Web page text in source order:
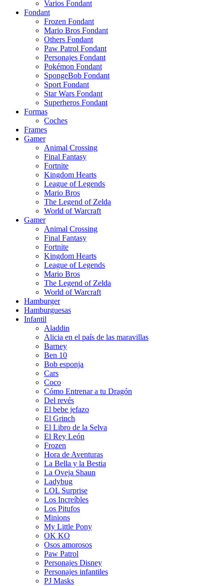
Varios Fondant
Fondant
Frozen Fondant
Mario Bros Fondant
Others Fondant
Paw Patrol Fondant
Personajes Fondant
Pokémon Fondant
SpongeBob Fondant
Sport Fondant
Star Wars Fondant
Superheros Fondant
Formas
Coches
Frames
Gamer
Animal Crossing
Final Fantasy
Fortnite
Kingdom Hearts
League of Legends
Mario Bros
The Legend of Zelda
World of Warcraft
Gamer
Animal Crossing
Final Fantasy
Fortnite
Kingdom Hearts
League of Legends
Mario Bros
The Legend of Zelda
World of Warcraft
Hamburger
Hamburguesas
Infantil
Aladdin
Alicia en el país de las maravillas
Barney
Ben 10
Bob esponja
Cars
Coco
Cómo Entrenar a tu Dragón
Del revés
El bebe jefazo
El Grinch
El Libro de la Selva
El Rey León
Frozen
Hora de Aventuras
La Bella y la Bestia
La Oveja Shaun
Ladybug
LOL Surprise
Los Increíbles
Los Pitufos
Minions
My Little Pony
OK KO
Osos amorosos
Paw Patrol
Personajes Disney
Personajes infantiles
PJ Masks